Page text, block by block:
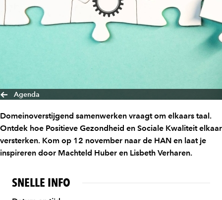
Agenda
Domeinoverstijgend samenwerken vraagt om elkaars taal.
Ontdek hoe Positieve Gezondheid en Sociale Kwaliteit elkaar
versterken. Kom op 12 november naar de HAN en laat je
inspireren door Machteld Huber en Lisbeth Verharen.
SNELLE INFO